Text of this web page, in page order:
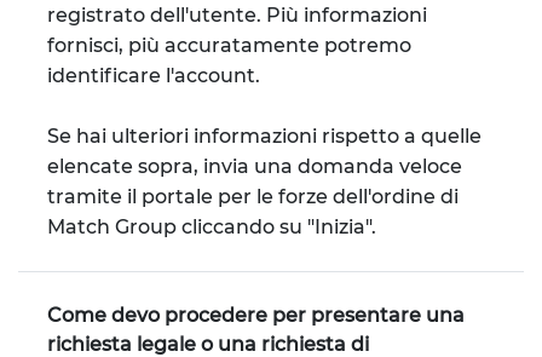
registrato dell'utente. Più informazioni
fornisci, più accuratamente potremo
identificare l'account.
Se hai ulteriori informazioni rispetto a quelle
elencate sopra, invia una domanda veloce
tramite il portale per le forze dell'ordine di
Match Group cliccando su "Inizia".
Come devo procedere per presentare una
richiesta legale o una richiesta di